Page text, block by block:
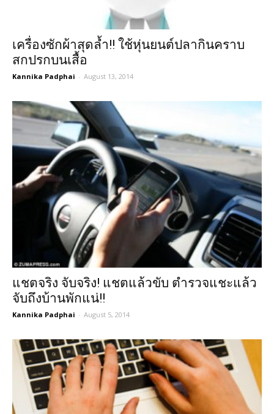
เครื่องซักผ้าสุดล้ำ!! ใช้หุ่นยนต์ปลากินคราบ
สกปรกบนเสื้อ
Kannika Padphai - August 13, 2014
แชตจริง จับจริง! แชตแล้วขับ ตำรวจแชะแล้ว
จับถึงบ้านพักแน่!!
Kannika Padphai - August 5, 2014